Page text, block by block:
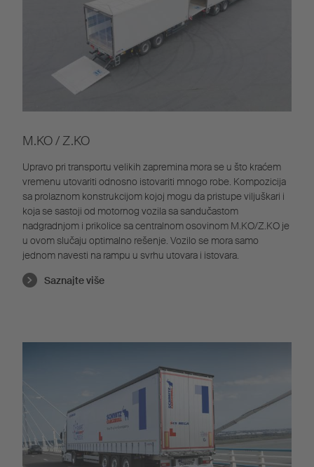
M.KO / Z.KO
Upravo pri transportu velikih zapremina mora se u što kraćem
vremenu utovariti odnosno istovariti mnogo robe. Kompozicija
sa prolaznom konstrukcijom kojoj mogu da pristupe viljuškari i
koja se sastoji od motornog vozila sa sandučastom
nadgradnjom i prikolice sa centralnom osovinom M.KO/Z.KO je
u ovom slučaju optimalno rešenje. Vozilo se mora samo
jednom navesti na rampu u svrhu utovara i istovara.
Saznajte više